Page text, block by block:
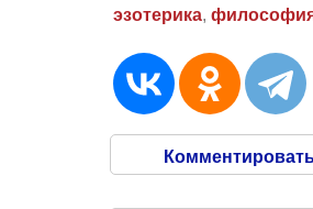
эзотерика,